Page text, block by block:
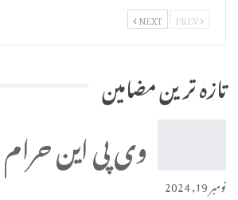
NEXT
تازہ ترین مضامین
وی پی این
نومبر 19, 2024